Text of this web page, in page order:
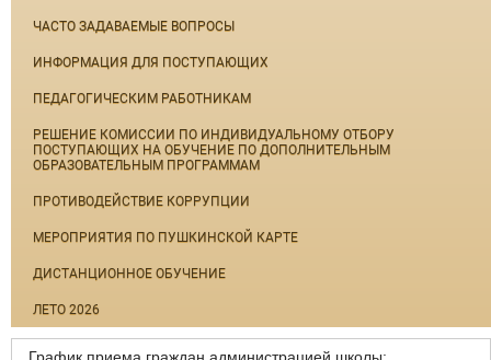
ЧАСТО ЗАДАВАЕМЫЕ ВОПРОСЫ
ИНФОРМАЦИЯ ДЛЯ ПОСТУПАЮЩИХ
ПЕДАГОГИЧЕСКИМ РАБОТНИКАМ
РЕШЕНИЕ КОМИССИИ ПО ИНДИВИДУАЛЬНОМУ ОТБОРУ
ПОСТУПАЮЩИХ НА ОБУЧЕНИЕ ПО ДОПОЛНИТЕЛЬНЫМ
ОБРАЗОВАТЕЛЬНЫМ ПРОГРАММАМ
ПРОТИВОДЕЙСТВИЕ КОРРУПЦИИ
МЕРОПРИЯТИЯ ПО ПУШКИНСКОЙ КАРТЕ
ДИСТАНЦИОННОЕ ОБУЧЕНИЕ
ЛЕТО 2026